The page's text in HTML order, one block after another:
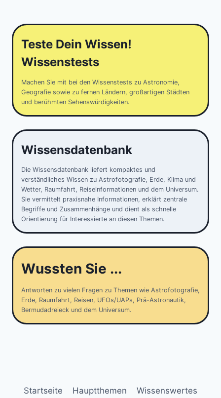
Teste Dein Wissen!
Wissenstests
Machen Sie mit bei den Wissenstests zu Astronomie,
Geografie sowie zu fernen Ländern, großartigen Städten
und berühmten Sehenswürdigkeiten.
Wissensdatenbank
Die Wissensdatenbank liefert kompaktes und
verständliches Wissen zu Astrofotografie, Erde, Klima und
Wetter, Raumfahrt, Reiseinformationen und dem Universum.
Sie vermittelt praxisnahe Informationen, erklärt zentrale
Begriffe und Zusammenhänge und dient als schnelle
Orientierung für Interessierte an diesen Themen.
Wussten Sie ...
Antworten zu vielen Fragen zu Themen wie Astrofotografie,
Erde, Raumfahrt, Reisen, UFOs/UAPs, Prä-Astronautik,
Bermudadreieck und dem Universum.
Startseite Hauptthemen Wissenswertes